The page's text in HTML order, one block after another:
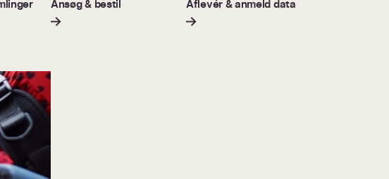
Ansøg & bestil Aflevér & anmeld data